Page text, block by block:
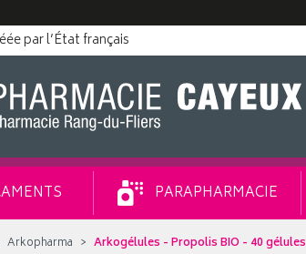
par l’État français
PARAPHARMACIE
Arkopharma Arkogélules - Propolis BIO - 40 gélules